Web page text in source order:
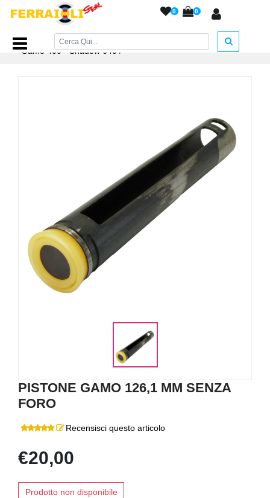
0 0
Home Page/RICAMBI/Pistoni e Gruppi Scatto/
Pistone
Gamo 400 - Shadow 640/
PISTONE GAMO 126,1 MM SENZA
FORO
Recensisci questo articolo
€20,00
Prodotto non disponibile